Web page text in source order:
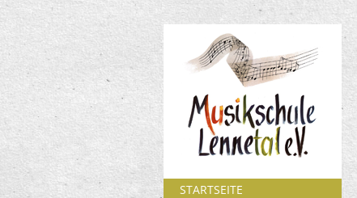
STARTSEITE